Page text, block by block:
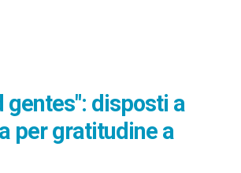
gentes": disposti a
per gratitudine a